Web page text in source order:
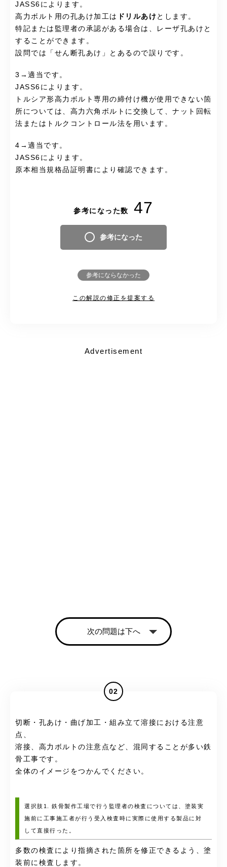
JASS6によります。
高力ボルト用の孔あけ加工は ドリルあけ とします。
特記または監理者の承認がある場合は、レーザ孔あけと
することができます。
設問では「せん断孔あけ」とあるので誤りです。
3→適当です。
JASS6によります。
トルシア形高力ボルト専用の締付け機が使用できない箇
所については、高力六角ボルトに交換して、ナット回転
法またはトルクコントロール法を用います。
4→適当です。
JASS6によります。
原本相当規格品証明書により確認できます。
参考になった数 47
参考になった
参考にならなかった
この解説の修正を提案する
Advertisement
次の問題は下へ
02
切断・孔あけ・曲げ加工・組み立て溶接における注意
点、
溶接、高力ボルトの注意点など、混同することが多い鉄
骨工事です。
全体のイメージをつかんでください。
選択肢1. 鉄骨製作工場で行う監理者の検査については、塗装実
施前に工事施工者が行う受入検査時に実際に使用する製品に対
して直接行った。
多数の検査により指摘された箇所を修正できるよう、塗
装前に検査します。